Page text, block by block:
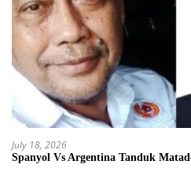
July 18, 2026
Spanyol Vs Argentina Tanduk